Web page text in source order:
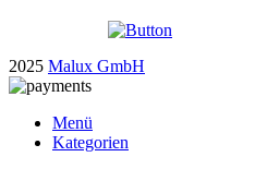
2025 Malux GmbH
Menü
Kategorien